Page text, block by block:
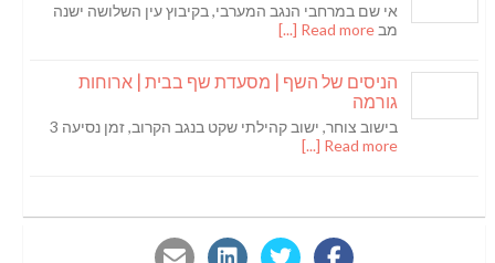
אי שם במרחבי הנגב המערבי, בקיבוץ עין השלושה ישנה
מב Read more [...]
הניסים של השף | מסעדת שף בבית | ארוחות
גורמה
בישוב צוחר, ישוב קהילתי שקט בנגב הקרוב, זמן נסיעה 3
Read more [...]